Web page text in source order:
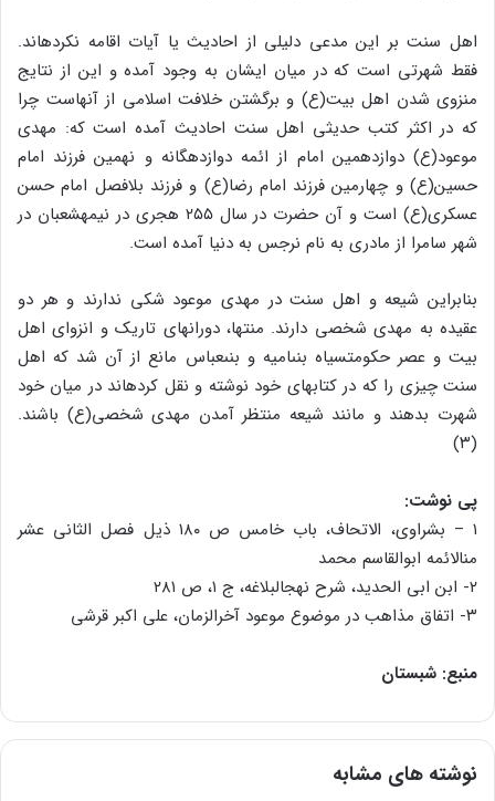
اهل سنت ‏بر این مدعی دلیلى از احادیث ‏یا آیات اقامه نکرده‏اند.
فقط شهرتى است که در میان ایشان به وجود آمده و این از نتایج
منزوى شدن اهل بیت(ع) و برگشتن خلافت اسلامى از آنهاست چرا
که در اکثر کتب حدیثی اهل سنت احادیث آمده است که: مهدى
موعود(ع) دوازدهمین امام از ائمه دوازده‏گانه و نهمین فرزند امام
حسین(ع) و چهارمین فرزند امام رضا(ع) و فرزند بلافصل امام حسن
عسکرى(ع) است و آن حضرت در سال ۲۵۵ هجرى در نیمه‏شعبان در
شهر سامرا از مادرى به نام نرجس به دنیا آمده است.
بنابراین شیعه و اهل سنت در مهدى موعود شکى ندارند و هر دو
عقیده به مهدى شخصى دارند. منتها، دورانهاى تاریک و انزواى اهل
بیت و عصر حکومت‏سیاه بنى‏امیه و بنى‏عباس مانع از آن شد که اهل
سنت چیزى را که در کتابهاى خود نوشته و نقل کرده‏اند در میان خود
شهرت بدهند و مانند شیعه منتظر آمدن مهدى شخصى(ع) باشند.
(۳)
پی نوشت:
۱ – بشراوى، الاتحاف، باب خامس ص ۱۸۰ ذیل فصل الثانى عشر
من‏الائمه ابوالقاسم محمد
۲- ابن ابى الحدید، شرح نهج‏البلاغه، ج ۱، ص ۲۸۱
۳- اتفاق مذاهب در موضوع موعود آخرالزمان، على اکبر قرشى
منبع: شبستان
نوشته های مشابه